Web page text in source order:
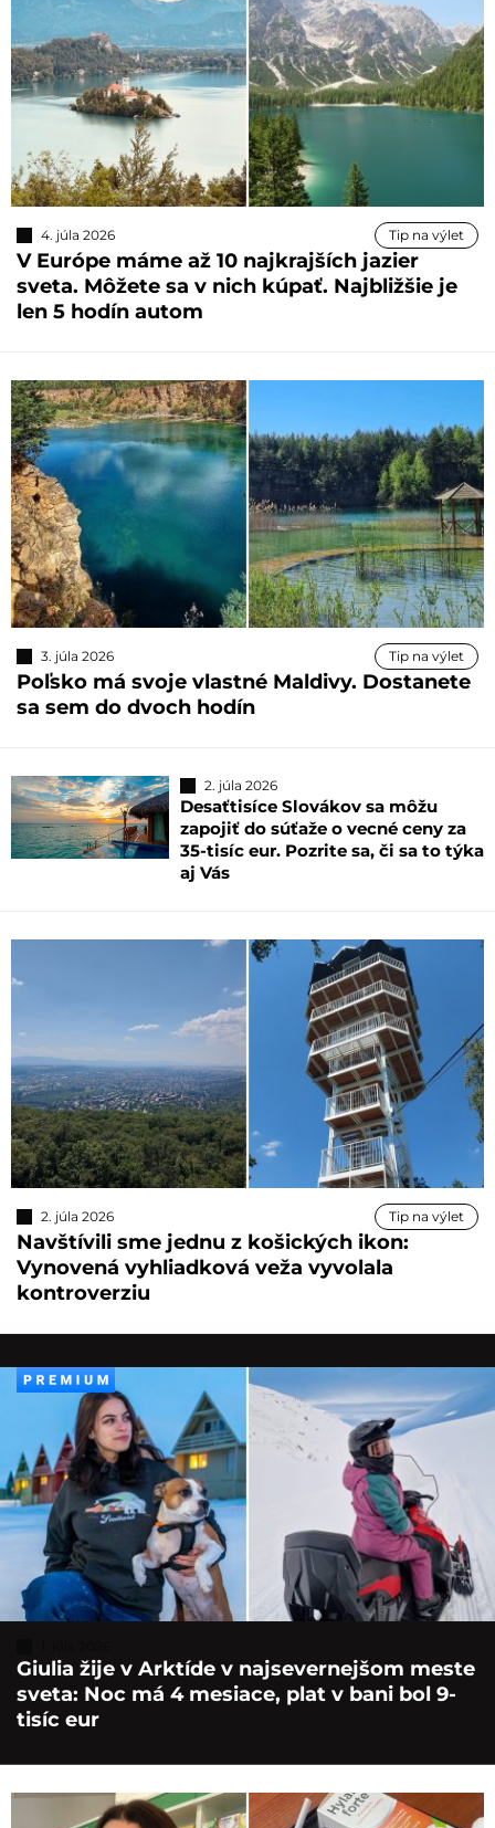
4. júla 2026 Tip na výlet
V Európe máme až 10 najkrajších jazier
sveta. Môžete sa v nich kúpať. Najbližšie je
len 5 hodín autom
3. júla 2026 Tip na výlet
Poľsko má svoje vlastné Maldivy. Dostanete
sa sem do dvoch hodín
2. júla 2026
Desaťtisíce Slovákov sa môžu
zapojiť do súťaže o vecné ceny za
35-tisíc eur. Pozrite sa, či sa to týka
aj Vás
2. júla 2026 Tip na výlet
Navštívili sme jednu z košických ikon:
Vynovená vyhliadková veža vyvolala
kontroverziu
Giulia žije v Arktíde v najsevernejšom meste
sveta: Noc má 4 mesiace, plat v bani bol 9-
tisíc eur